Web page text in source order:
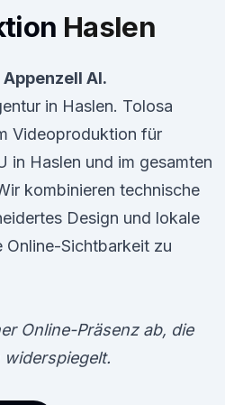
Haslen
AI.
in Haslen. Tolosa
Videoproduktion für
in Haslen und im gesamten
kombinieren technische
Design und lokale
Online-Sichtbarkeit zu
Online-Präsenz ab, die
widerspiegelt.